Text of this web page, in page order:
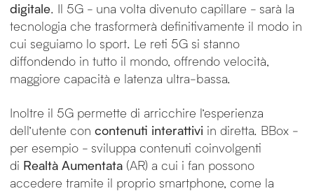
digitale. Il 5G - una volta divenuto capillare - sarà la
tecnologia che trasformerà definitivamente il modo in
cui seguiamo lo sport. Le reti 5G si stanno
diffondendo in tutto il mondo, offrendo velocità,
maggiore capacità e latenza ultra-bassa.
Inoltre il 5G permette di arricchire l’esperienza
dell’utente con contenuti interattivi in diretta. BBox -
per esempio - sviluppa contenuti coinvolgenti
di Realtà Aumentata(AR) a cui i fan possono
accedere tramite il proprio smartphone, come la